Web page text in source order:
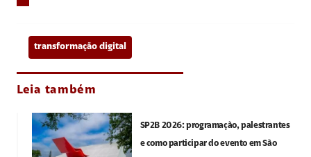
transformação digital
Leia também
SP2B 2026: programação, palestrantes
e como participar do evento em São